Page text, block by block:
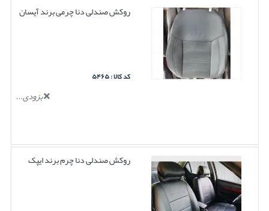
روکش صندلی دنا چرمی برند آیسان
کد کالا : ۵۴۶۵
بزودی...
روکش صندلی دنا چرم برند ایپک